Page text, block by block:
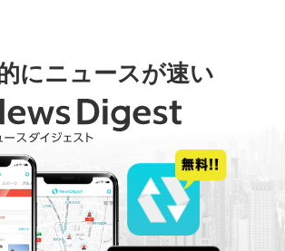
にニュースが速い